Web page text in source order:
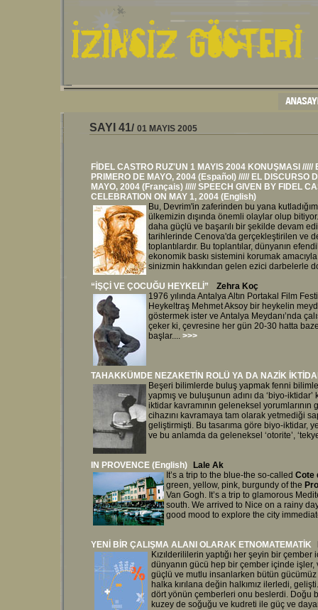
SAYI 41/ 01 MAYIS 2005
FİDEL CASTRO RUZ'UN 1 MAYIS 2004 KONUŞMASI /////
PRIMERO DE MAYO, 2004 (Español) ///// EL DISCURSO
MAYO, 2004 (Français) ///// SPEECH GIVEN BY FIDEL
CELEBRATION ON MAY 1, 2004 (English)
Bu, Devrim'in zaferinden bu yana
ülkemizin dışında önemli olaylar olup
daha güçlü ve başarılı bir şekilde devam
tarihlerinde Cenova'da gerçekleştirilen ve
toplantılardır. Bu toplantılar, dünyanın
ekonomik baskı sistemini korumak
sinizmin hakkından gelen ezici darbelerle
“İŞÇİ VE ÇOCUĞU HEYKELİ”
Zehra Koç
1976 yılında Antalya Altın Portakal Film
Heykeltraş Mehmet Aksoy bir heykelin
göstermek ister ve Antalya Meydanı’nda
çeker ki, çevresine her gün 20-30 hatta
başlar.... >>>
TAHAKKÜMDE NEZAKETİN ROLÜ YA DA NAZİK
Beşeri bilimlerde buluş yapmak fenni
yapmış ve buluşunun adını da ‘biyo-
iktidar kavramının geleneksel
cihazını kavramaya tam olarak yetmediği
geliştirmişti. Bu tasarıma göre biyo-iktidar,
ve bu anlamda da geleneksel ‘otorite’,
IN PROVENCE (English)
Lale Ak
It’s a trip to the blue-the so-called Cote
green, yellow, pink, burgundy of the
Van Gogh. It’s a trip to glamorous
south. We arrived to Nice on a rainy
good mood to explore the city
YENİ BİR ÇALIŞMA ALANI OLARAK ETNOMATEMATİK
Kızılderililerin yaptığı her şeyin bir
dünyanın gücü hep bir çember içinde işler,
güçlü ve mutlu insanlarken bütün
halka kırılana değin halkımız ilerledi,
dört yönün çemberleri onu beslerdi. Doğu
kuzey de soğuğu ve kudreti ile güç ve